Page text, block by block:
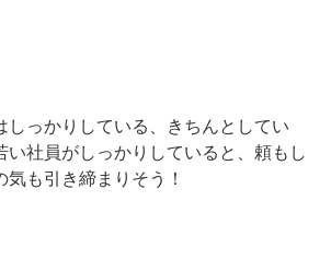
しっかりしている、きちんとしてい
い社員がしっかりしていると、頼もし
も引き締まりそう！